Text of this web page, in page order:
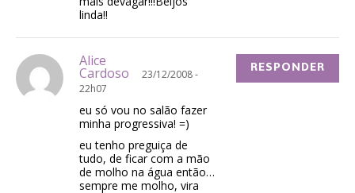
linda!!
Alice
Cardoso
23/12/2008 -
22h07
eu só vou no salão fazer
minha progressiva! =)
eu tenho preguiça de
tudo, de ficar com a mão
de molho na água então…
sempre me molho, vira
RESPONDER